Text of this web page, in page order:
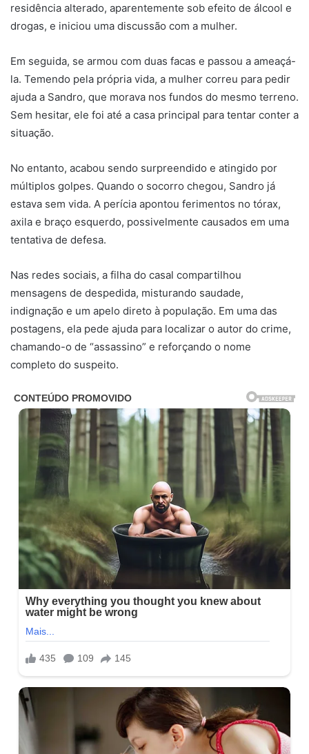
residência alterado, aparentemente sob efeito de álcool e
drogas, e iniciou uma discussão com a mulher.
Em seguida, se armou com duas facas e passou a ameaçá-
la. Temendo pela própria vida, a mulher correu para pedir
ajuda a Sandro, que morava nos fundos do mesmo terreno.
Sem hesitar, ele foi até a casa principal para tentar conter a
situação.
No entanto, acabou sendo surpreendido e atingido por
múltiplos golpes. Quando o socorro chegou, Sandro já
estava sem vida. A perícia apontou ferimentos no tórax,
axila e braço esquerdo, possivelmente causados em uma
tentativa de defesa.
Nas redes sociais, a filha do casal compartilhou
mensagens de despedida, misturando saudade,
indignação e um apelo direto à população. Em uma das
postagens, ela pede ajuda para localizar o autor do crime,
chamando-o de “assassino” e reforçando o nome
completo do suspeito.